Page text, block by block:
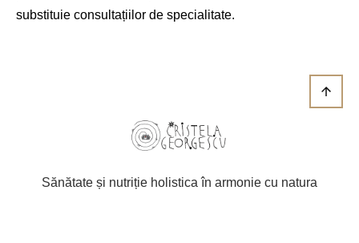
substituie consultațiilor de specialitate.
Sănătate și nutriție holistica în armonie cu natura